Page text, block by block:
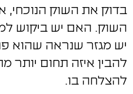
בדוק את השוק הנוכחי,
השוק. האם יש ביקוש
יש מגזר שנראה שהוא
להבין איזה תחום יותר
להצלחה בו.